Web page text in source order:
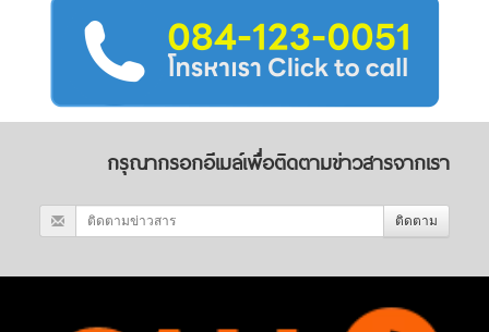
กรุณากรอกอีเมล์เพื่อติดตามข่าวสารจากเรา
ติดตาม